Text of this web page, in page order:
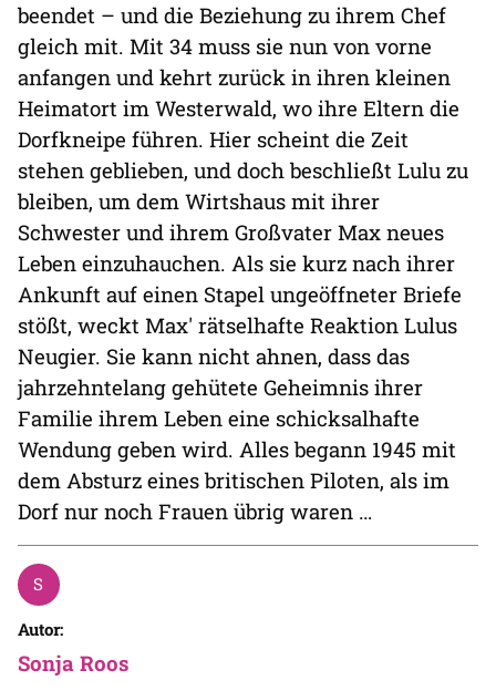
beendet – und die Beziehung zu ihrem Chef
gleich mit. Mit 34 muss sie nun von vorne
anfangen und kehrt zurück in ihren kleinen
Heimatort im Westerwald, wo ihre Eltern die
Dorfkneipe führen. Hier scheint die Zeit
stehen geblieben, und doch beschließt Lulu zu
bleiben, um dem Wirtshaus mit ihrer
Schwester und ihrem Großvater Max neues
Leben einzuhauchen. Als sie kurz nach ihrer
Ankunft auf einen Stapel ungeöffneter Briefe
stößt, weckt Max' rätselhafte Reaktion Lulus
Neugier. Sie kann nicht ahnen, dass das
jahrzehntelang gehütete Geheimnis ihrer
Familie ihrem Leben eine schicksalhafte
Wendung geben wird. Alles begann 1945 mit
dem Absturz eines britischen Piloten, als im
Dorf nur noch Frauen übrig waren …
Autor:
Sonja Roos